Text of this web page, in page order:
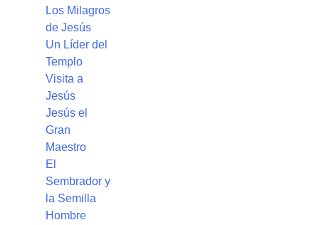
Los Milagros
de Jesús
Un Líder del
Templo
Visita a
Jesús
Jesús el
Gran
Maestro
El
Sembrador y
la Semilla
Hombre